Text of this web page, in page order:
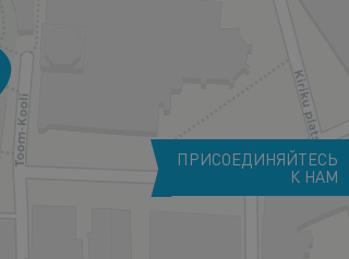
ПРИСОЕДИНЯЙТЕСЬ
К НАМ